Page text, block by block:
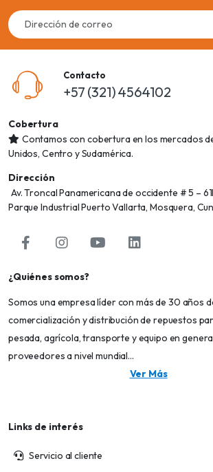
Email
address
Contacto
+57 (321) 4564102
Cobertura
Contamos con cobertura en los mercados
Unidos, Centro y Sudamérica.
Dirección
Av. Troncal Panamericana de occidente # 5 –
Parque Industrial Puerto Vallarta, Mosquera,
¿Quiénes somos?
Somos una empresa líder con más de 30 años
comercialización y distribución de repuestos
pesada, agrícola, transporte y equipo en
proveedores a nivel mundial...
Ver Más
Links de interés
Servicio al cliente